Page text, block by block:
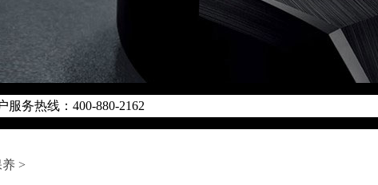
优化升级公告
务热线：400-880-2162
点地址：
写字楼W3座6层602室（需提前预约）
国际中心D座11层1102室爱彼售后服务中心（需提前预约）
养 >